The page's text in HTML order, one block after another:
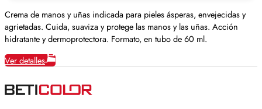
Crema de manos y uñas indicada para pieles ásperas, envejecidas y
agrietadas. Cuida, suaviza y protege las manos y las uñas. Acción
hidratante y dermoprotectora. Formato, en tubo de 60 ml.
Ver detalles